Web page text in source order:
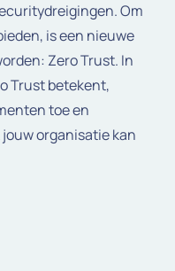
Om
is een nieuwe
Zero Trust. In
Trust betekent,
toe en
organisatie kan